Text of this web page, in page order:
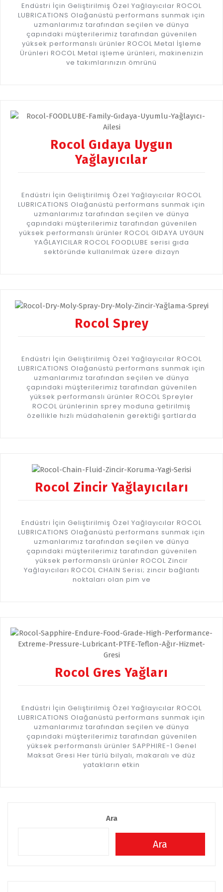
Endüstri İçin Geliştirilmiş Özel Yağlayıcılar ROCOL
LUBRICATIONS Olağanüstü performans sunmak için
uzmanlarımız tarafından seçilen ve dünya
çapındaki müşterilerimiz tarafından güvenilen
yüksek performanslı ürünler ROCOL Metal İşleme
Ürünleri ROCOL Metal işleme ürünleri, makinenizin
ve takımlarınızın ömrünü
Rocol Gıdaya Uygun
Yağlayıcılar
Endüstri İçin Geliştirilmiş Özel Yağlayıcılar ROCOL
LUBRICATIONS Olağanüstü performans sunmak için
uzmanlarımız tarafından seçilen ve dünya
çapındaki müşterilerimiz tarafından güvenilen
yüksek performanslı ürünler ROCOL GIDAYA UYGUN
YAĞLAYICILAR ROCOL FOODLUBE serisi gıda
sektöründe kullanılmak üzere dizayn
Rocol Sprey
Endüstri İçin Geliştirilmiş Özel Yağlayıcılar ROCOL
LUBRICATIONS Olağanüstü performans sunmak için
uzmanlarımız tarafından seçilen ve dünya
çapındaki müşterilerimiz tarafından güvenilen
yüksek performanslı ürünler ROCOL Spreyler
ROCOL ürünlerinin sprey moduna getirilmiş
özellikle hızlı müdahalenin gerektiği şartlarda
Rocol Zincir Yağlayıcıları
Endüstri İçin Geliştirilmiş Özel Yağlayıcılar ROCOL
LUBRICATIONS Olağanüstü performans sunmak için
uzmanlarımız tarafından seçilen ve dünya
çapındaki müşterilerimiz tarafından güvenilen
yüksek performanslı ürünler ROCOL Zincir
Yağlayıcıları ROCOL CHAIN Serisi; zincir bağlantı
noktaları olan pim ve
Rocol Gres Yağları
Endüstri İçin Geliştirilmiş Özel Yağlayıcılar ROCOL
LUBRICATIONS Olağanüstü performans sunmak için
uzmanlarımız tarafından seçilen ve dünya
çapındaki müşterilerimiz tarafından güvenilen
yüksek performanslı ürünler SAPPHIRE-1 Genel
Maksat Gresi Her türlü bilyalı, makaralı ve düz
yatakların etkin
Ara
Ara